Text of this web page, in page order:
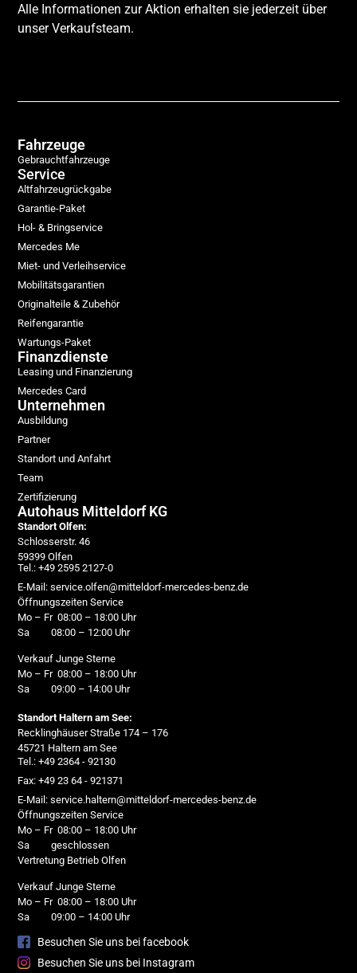
Alle Informationen zur Aktion erhalten sie jederzeit über
unser Verkaufsteam.
Fahrzeuge
Gebrauchtfahrzeuge
Service
Altfahrzeugrückgabe
Garantie-Paket
Hol- & Bringservice
Mercedes Me
Miet- und Verleihservice
Mobilitätsgarantien
Originalteile & Zubehör
Reifengarantie
Wartungs-Paket
Finanzdienste
Leasing und Finanzierung
Mercedes Card
Unternehmen
Ausbildung
Partner
Standort und Anfahrt
Team
Zertifizierung
Autohaus Mitteldorf KG
Standort Olfen:
Schlosserstr. 46
59399 Olfen
Tel.: +49 2595 2127-0
E-Mail: service.olfen@mitteldorf-mercedes-benz.de
Öffnungszeiten Service
Mo – Fr 08:00 – 18:00 Uhr
Sa 08:00 – 12:00 Uhr
Verkauf Junge Sterne
Mo – Fr 08:00 – 18:00 Uhr
Sa 09:00 – 14:00 Uhr
Standort Haltern am See:
Recklinghäuser Straße 174 – 176
45721 Haltern am See
Tel.: +49 2364 - 92130
Fax: +49 23 64 - 921371
E-Mail: service.haltern@mitteldorf-mercedes-benz.de
Öffnungszeiten Service
Mo – Fr 08:00 – 18:00 Uhr
Sa geschlossen
Vertretung Betrieb Olfen
Verkauf Junge Sterne
Mo – Fr 08:00 – 18:00 Uhr
Sa 09:00 – 14:00 Uhr
Besuchen Sie uns bei facebook
Besuchen Sie uns bei Instagram